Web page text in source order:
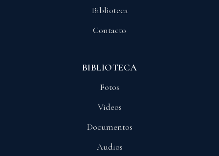
Biblioteca
Contacto
BIBLIOTECA
Fotos
Videos
Documentos
Audios